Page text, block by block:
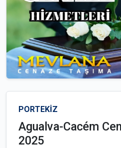
PORTEKİZ
Agualva-Cacém
2025